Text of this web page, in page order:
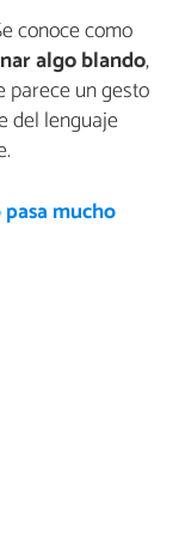
conoce como
algo blando,
parece un gesto
del lenguaje
mucho